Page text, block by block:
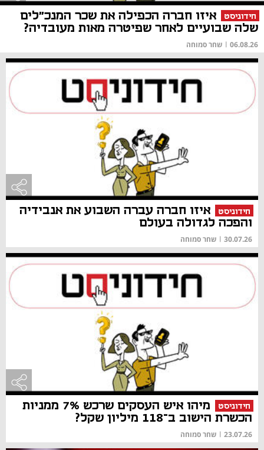
חידוניסט
איזו חברה הכפילה את שכר המנכ"לים
שלה שבועיים לאחר שפיטרה מאות מעובדיה?
06.08.26
| שחר סמוחה
חידוניסט
איזו חברה עברה השבוע את אנבידיה
והפכה לגדולה בעולם
30.07.26
| שחר סמוחה
חידוניסט
מיהו איש העסקים שרכש 7% ממניות
הכשרת הישוב ב־118 מיליון שקל?
23.07.26
| שחר סמוחה